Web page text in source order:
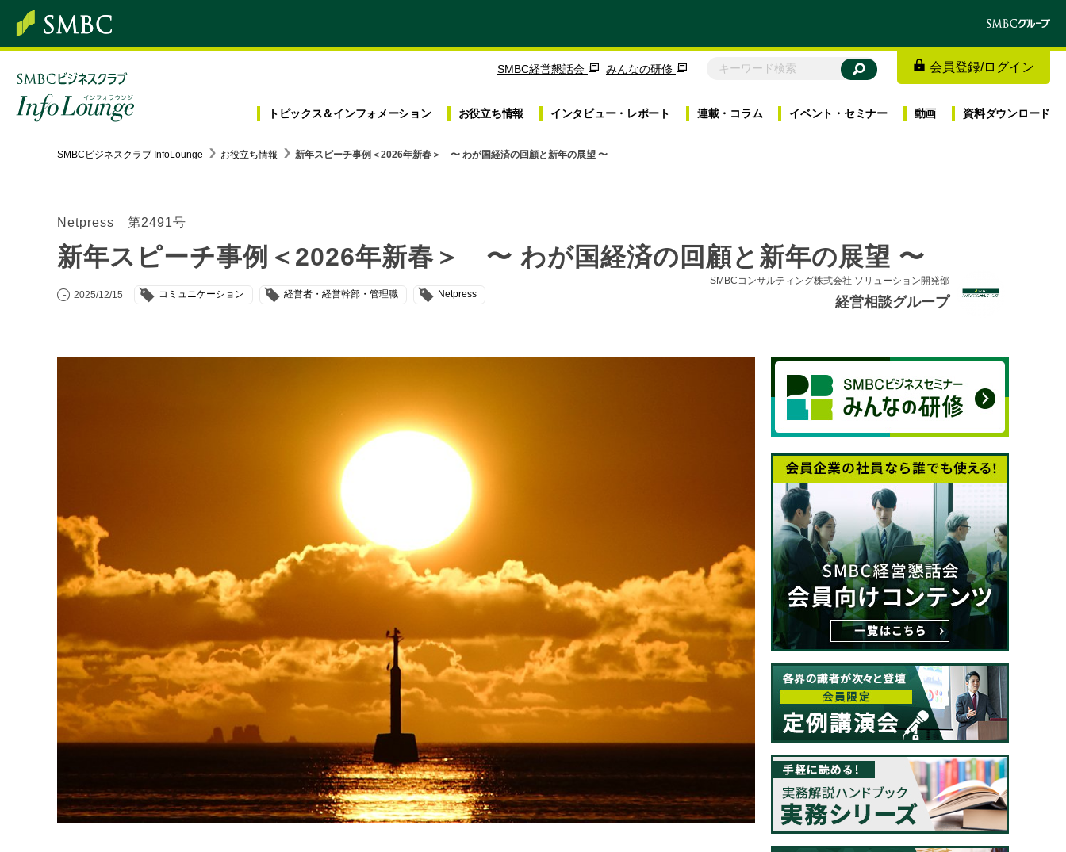
SMBC経営懇話会 みんなの研修 会員登録/ログイン
トピックス＆インフォメーション お役立ち情報 インタビュー・ レポート 連載・ コラム イベント・ セミナー 動画 資料ダウンロード
トピックス＆インフォメーション
InfoLoungeとは
プライバシーポリシー
お問い合わせ
SMBCビジネスクラブ InfoLounge お役立ち情報 新年スピーチ事例＜2026年新春＞ 〜 わが国経済の回顧と新年の展望 〜
Netpress 第2491号
新年スピーチ事例＜2026年新春＞ 〜 わが国経済の回顧と新年の展望 〜
2025/12/15 コミュニケーション 経営者・経営幹部・管理職 Netpress
SMBCコンサルティング株式会社 ソリューション開発部
経営相談グループ